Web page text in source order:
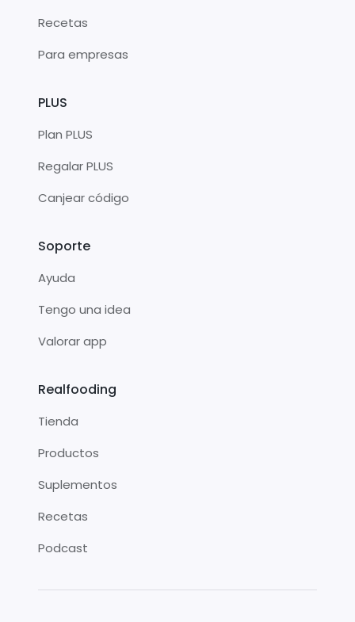
Recetas
Para empresas
PLUS
Plan PLUS
Regalar PLUS
Canjear código
Soporte
Ayuda
Tengo una idea
Valorar app
Realfooding
Tienda
Productos
Suplementos
Recetas
Podcast